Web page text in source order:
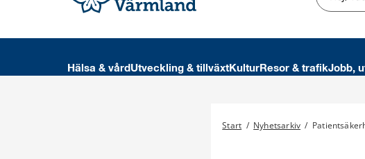
Hälsa & vård Utveckling & tillväxtKulturResor & trafikJobb,
Start / Nyhetsarkiv /